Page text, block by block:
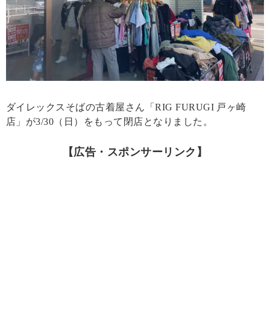
ダイレックスそばの古着屋さん「RIG FURUGI 戸ヶ崎
店」が3/30（日）をもって閉店となりました。
【広告・スポンサーリンク】